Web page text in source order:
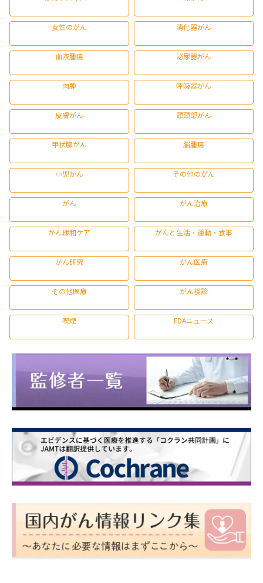
女性のがん 消化器がん
血液腫瘍 泌尿器がん
肉腫 呼吸器がん
皮膚がん 頭頸部がん
甲状腺がん 脳腫瘍
小児がん その他のがん
がん がん治療
がん緩和ケア がんと生活・運動・食事
がん研究 がん医療
その他医療 がん検診
喫煙 FDAニュース